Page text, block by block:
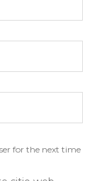
for the next time